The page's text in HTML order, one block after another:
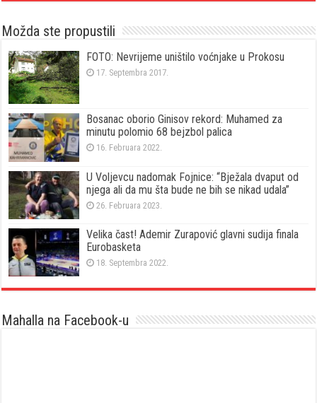
Možda ste propustili
FOTO: Nevrijeme uništilo voćnjake u Prokosu
17. Septembra 2017.
Bosanac oborio Ginisov rekord: Muhamed za
minutu polomio 68 bejzbol palica
16. Februara 2022.
U Voljevcu nadomak Fojnice: “Bježala dvaput od
njega ali da mu šta bude ne bih se nikad udala”
26. Februara 2023.
Velika čast! Ademir Zurapović glavni sudija finala
Eurobasketa
18. Septembra 2022.
Mahalla na Facebook-u